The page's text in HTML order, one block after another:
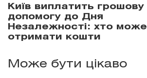
Київ виплатить грошову
допомогу до Дня
Незалежності: хто може
отримати кошти
Може бути цікаво